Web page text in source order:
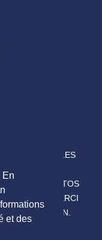
LÉGALES
& PHOTOS
MERCI
AUTORISATION.
En
et des